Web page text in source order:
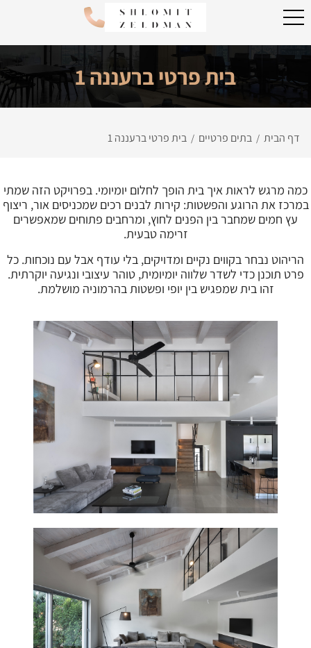
בית פרטי ברעננה 1
דף הבית / בתים פרטיים / בית פרטי ברעננה 1
כמה מרגש לראות איך בית הופך לחלום יומיומי. בפרויקט הזה שמתי
במרכז את הרוגע והפשטות: קירות לבנים רכים שמכניסים אור, ריצוף
עץ חמים שמחבר בין הפנים לחוץ, ומרחבים פתוחים שמאפשרים
זרימה טבעית.
הריהוט נבחר בקווים נקיים ומדויקים, בלי עודף אבל עם נוכחות. כל
פרט תוכנן כדי לשדר שלווה יומיומית, טוהר עיצובי ונגיעה יוקרתית.
זהו בית שמפגיש בין יופי ופשטות בהרמוניה מושלמת.